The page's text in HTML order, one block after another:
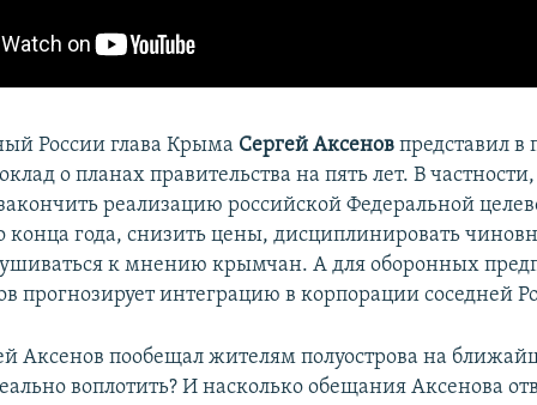
России глава Крыма Сергей Аксенов представил в
о планах правительства на пять лет. В
реализацию российской Федеральной
года, снизить цены, дисциплинировать
к мнению крымчан. А для оборонных
прогнозирует интеграцию в корпорации соседней
Аксенов пообещал жителям полуострова на
воплотить? И насколько обещания Аксенова